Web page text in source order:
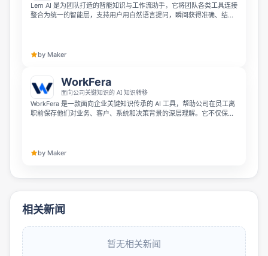
Lem AI 是为团队打造的智能知识与工作流助手，它将团队各类工具连接
整合为统一的智能层，支持用户用自然语言提问，瞬间获得准确、结合
by Maker
WorkFera
面向公司关键知识的 AI 知识转移
WorkFera 是一款面向企业关键知识传承的 AI 工具，帮助公司在员工离
职前保存他们对业务、客户、系统和决策背景的深层理解。它不仅保留
by Maker
相关新闻
暂无相关新闻